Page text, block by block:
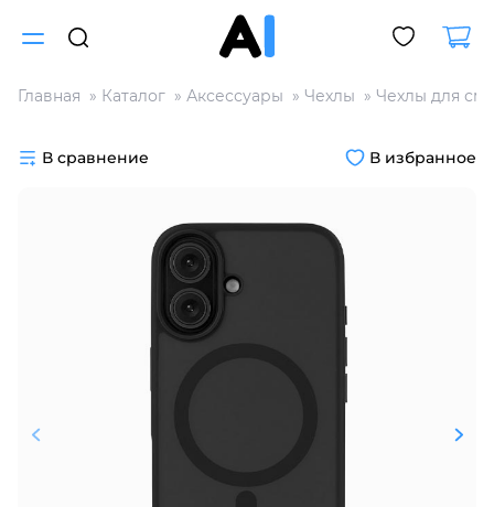
Главная Каталог Аксессуары Чехлы Чехлы для
В сравнение В избранное
Разбейте
на части
без переплат
График платежей
25